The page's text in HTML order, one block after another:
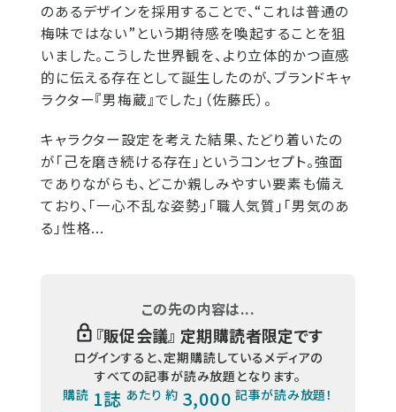
のあるデザインを採用することで、“これは普通の
梅味ではない”という期待感を喚起することを狙
いました。こうした世界観を、より立体的かつ直感
的に伝える存在として誕生したのが、ブランドキャ
ラクター『男梅蔵』でした」（佐藤氏）。
キャラクター設定を考えた結果、たどり着いたの
が「己を磨き続ける存在」というコンセプト。強面
でありながらも、どこか親しみやすい要素も備え
ており、「一心不乱な姿勢」「職人気質」「男気のあ
る」性格...
この先の内容は...
『販促会議』 定期購読者限定です
ログインすると、定期購読しているメディアの
すべての記事が読み放題となります。
購読 1誌 あたり 約 3,000 記事が読み放題！